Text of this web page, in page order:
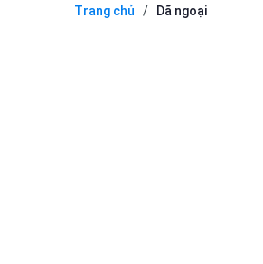
Trang chủ / Dã ngoại